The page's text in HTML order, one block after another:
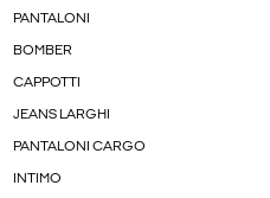
PANTALONI
BOMBER
CAPPOTTI
JEANS LARGHI
PANTALONI CARGO
INTIMO